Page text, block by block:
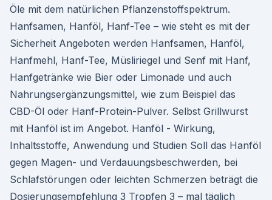
Öle mit dem natürlichen Pflanzenstoffspektrum.
Hanfsamen, Hanföl, Hanf-Tee – wie steht es mit der
Sicherheit Angeboten werden Hanfsamen, Hanföl,
Hanfmehl, Hanf-Tee, Müsliriegel und Senf mit Hanf,
Hanfgetränke wie Bier oder Limonade und auch
Nahrungsergänzungsmittel, wie zum Beispiel das
CBD-Öl oder Hanf-Protein-Pulver. Selbst Grillwurst
mit Hanföl ist im Angebot. Hanföl - Wirkung,
Inhaltsstoffe, Anwendung und Studien Soll das Hanföl
gegen Magen- und Verdauungsbeschwerden, bei
Schlafstörungen oder leichten Schmerzen beträgt die
Dosierungsempfehlung 3 Tropfen 3 – mal täglich